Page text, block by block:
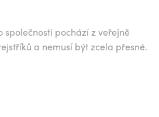
společnosti pochází z veřejně
a nemusí být zcela přesné.